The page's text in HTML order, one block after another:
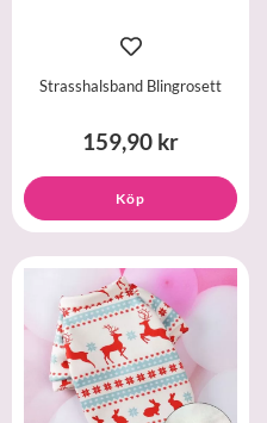
Strasshalsband Blingrosett
159,90 kr
Köp